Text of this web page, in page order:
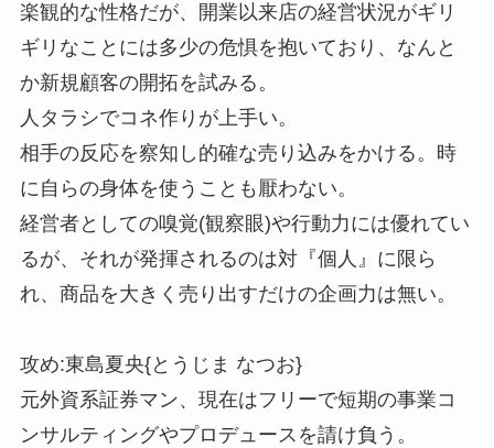
楽観的な性格だが、開業以来店の経営状況がギリ
ギリなことには多少の危惧を抱いており、なんと
か新規顧客の開拓を試みる。
人タラシでコネ作りが上手い。
相手の反応を察知し的確な売り込みをかける。時
に自らの身体を使うことも厭わない。
経営者としての嗅覚(観察眼)や行動力には優れてい
るが、それが発揮されるのは対『個人』に限ら
れ、商品を大きく売り出すだけの企画力は無い。
攻め:東島夏央{とうじま なつお}
元外資系証券マン、現在はフリーで短期の事業コ
ンサルティングやプロデュースを請け負う。